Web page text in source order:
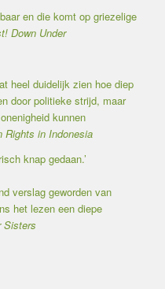
en die komt op griezelige
Down Under
heel duidelijk zien hoe diep
door politieke strijd, maar
kunnen
Rights in Indonesia
knap gedaan.’
verslag geworden van
het lezen een diepe
Sisters